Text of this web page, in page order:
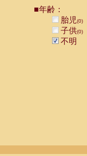
■年齢：
胎児(0)
子供(0)
不明